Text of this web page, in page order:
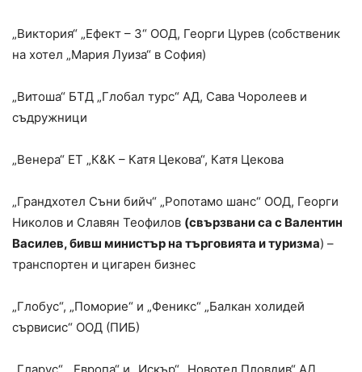
„Виктория“ „Ефект – 3“ ООД, Георги Цурев (собственик
на хотел „Мария Луиза“ в София)
„Витоша“ БТД „Глобал турс“ АД, Сава Чоролеев и
съдружници
„Венера“ ЕТ „К&К – Катя Цекова“, Катя Цекова
„Грандхотел Съни бийч“ „Ропотамо шанс“ ООД, Георги
Николов и Славян Теофилов (свързвани са с Валентин
Василев, бивш министър на търговията и туризма) –
транспортен и цигарен бизнес
„Глобус“, „Поморие“ и „Феникс“ „Балкан холидей
сървисис“ ООД (ПИБ)